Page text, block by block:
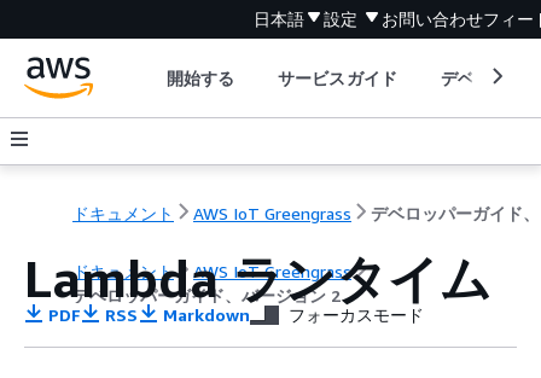
日本語 設定 お問い合わせフィー
開始する サービスガイド デベロッパ
ドキュメント AWS IoT Greengrass
ドキュメント
AWS IoT Greengrass
デベロッパーガイド、バージョン 2
Lambda ランタイム
PDF RSS Markdown フォーカスモード